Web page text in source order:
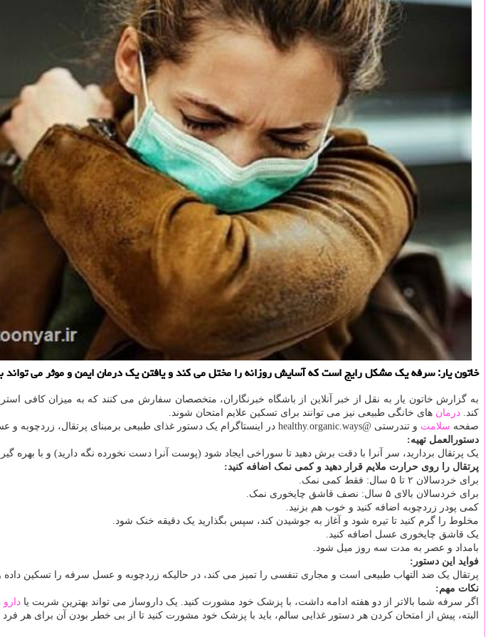
خاتون یار: سرفه یک مشکل رایج است که آسایش روزانه را مختل می کند و یافتن یک درمان ایمن و موثر می تواند
به گزارش خاتون یار به نقل از خبر آنلاین از باشگاه خبرنگاران، متخصصان سفارش می کنند که به میزان کافی
کند. درمان های خانگی طبیعی نیز می توانند برای تسکین علایم امتحان شوند.
صفحه سلامت و تندرستی @healthy.organic.ways در اینستاگرام یک دستور غذای طبیعی برمبنای پرتقال، زردچوبه و عسل منتشر نمود و توضیح داد که به تسکین سرفه و کاهش التهاب در مجاری هوایی کمک می نماید.
دستورالعمل تهیه:
یک پرتقال بردارید، سر آنرا با دقت برش دهید تا سوراخی ایجاد شود (پوست آنرا دست نخورده نگه دارید) و با بهره
پرتقال را روی حرارت ملایم قرار دهید و کمی نمک اضافه کنید:
برای خردسالان ۲ تا ۵ سال: فقط کمی نمک.
برای خردسالان بالای ۵ سال: نصف قاشق چایخوری نمک.
کمی پودر زردچوبه اضافه کنید و خوب هم بزنید.
مخلوط را گرم کنید تا تیره شود و آغاز به جوشیدن کند، سپس بگذارید یک دقیقه خنک شود.
یک قاشق چایخوری عسل اضافه کنید.
بامداد و عصر به مدت سه روز میل شود.
فواید این دستور:
پرتقال یک ضد التهاب طبیعی است و مجاری تنفسی را تمیز می کند، در حالیکه زردچوبه و عسل سرفه را تسکین داده
نکات مهم:
اگر سرفه شما بالاتر از دو هفته ادامه داشت، با پزشک خود مشورت کنید. یک داروساز می تواند بهترین شربت یا دارو
البته، پیش از امتحان کردن هر دستور غذایی سالم، باید با پزشک خود مشورت کنید تا از بی خطر بودن آن برای هر